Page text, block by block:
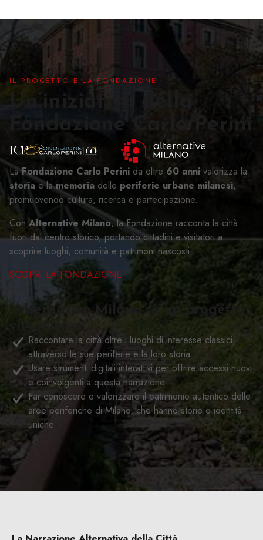
IL PROGETTO E LA FONDAZIONE
Un’iniziativa della
Fondazione Carlo Perini
LaFondazione Carlo Perini da oltre 60 anni valorizza la
storiae lamemoria delle periferie urbane milanesi,
promuovendo cultura, ricerca e partecipazione.
Con Alternative Milano, la Fondazione racconta la città
fuori dal centro storico, portando cittadini e visitatori a
scoprire luoghi, comunità e patrimoni nascosti.
SCOPRI LA FONDAZIONE
“Alternative Milano” è un progetto
che mira a:
Raccontare la città oltre i luoghi di interesse classici,
attraverso le sue periferie e la loro storia.
Usare strumenti digitali interattivi per offrire accessi nuovi
e coinvolgenti a questa narrazione.
Far conoscere e valorizzare il patrimonio autentico delle
aree periferiche di Milano, che hanno storie e identità
uniche.